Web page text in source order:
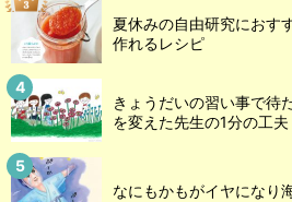
夏休みの自由研究におす
作れるレシピ
きょうだいの習い事で待
を変えた先生の1分の工夫
なにもかもがイヤになり